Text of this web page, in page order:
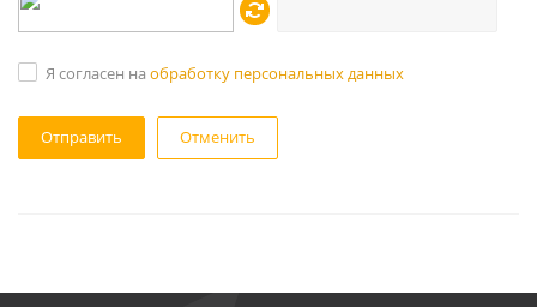
Я согласен на обработку персональных данных
Отменить